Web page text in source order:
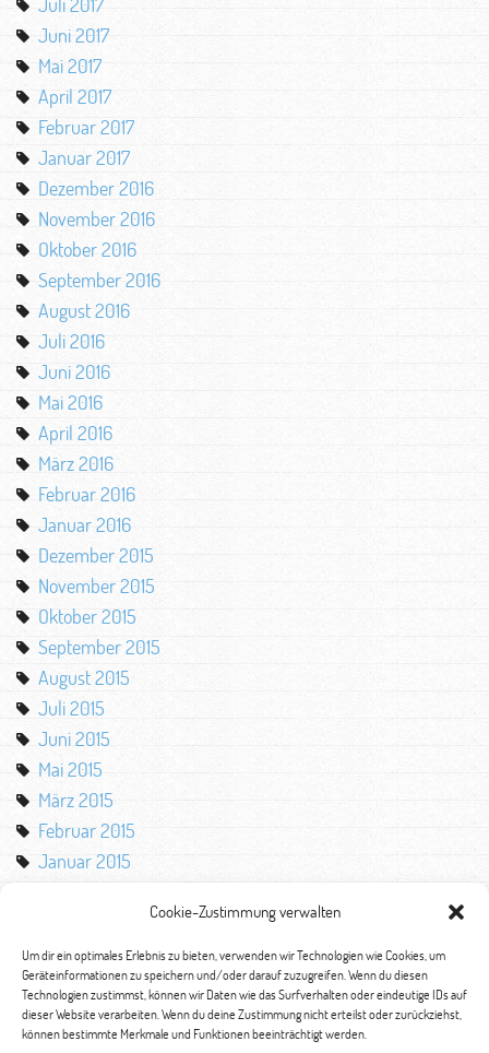
Cookie-Zustimmung verwalten
Um dir ein optimales Erlebnis zu bieten, verwenden wir Technologien wie Cookies, um
Geräteinformationen zu speichern und/oder darauf zuzugreifen. Wenn du diesen
Technologien zustimmst, können wir Daten wie das Surfverhalten oder eindeutige IDs auf
dieser Website verarbeiten. Wenn du deine Zustimmung nicht erteilst oder zurückziehst,
können bestimmte Merkmale und Funktionen beeinträchtigt werden.
Juni 2017
Mai 2017
April 2017
Februar 2017
Januar 2017
Dezember 2016
November 2016
Oktober 2016
September 2016
August 2016
Juli 2016
Juni 2016
Mai 2016
April 2016
März 2016
Februar 2016
Januar 2016
Dezember 2015
November 2015
Oktober 2015
September 2015
August 2015
Juli 2015
Juni 2015
Mai 2015
März 2015
Februar 2015
Januar 2015
Mai 2014
März 2014
Februar 2014
Januar 2014